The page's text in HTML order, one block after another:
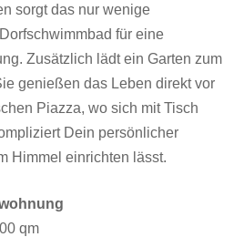
sorgt das nur wenige
für eine
Zusätzlich lädt ein Garten zum
genießen das Leben direkt vor
Piazza, wo sich mit Tisch
Dein persönlicher
Himmel einrichten lässt.
qm